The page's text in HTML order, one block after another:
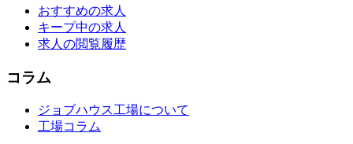
おすすめの求人
キープ中の求人
求人の閲覧履歴
コラム
ジョブハウス工場について
工場コラム